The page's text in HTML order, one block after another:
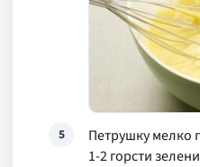
5
Петрушку мелко
1-2 горсти